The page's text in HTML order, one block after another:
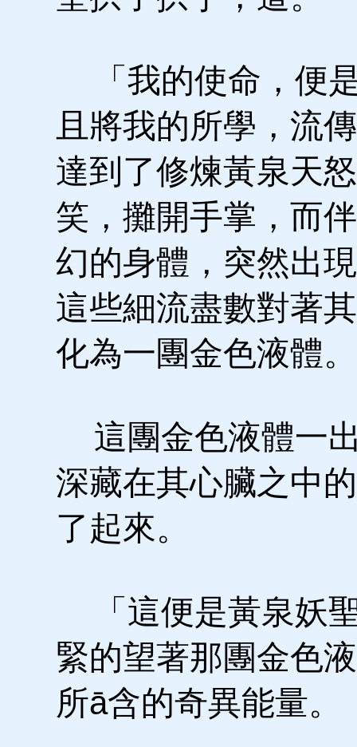
「我的使命，便
且將我的所學，流
達到了修煉黃泉天
笑，攤開手掌，而
幻的身體，突然出
這些細流盡數對著
化為一團金色液體。
這團金色液體一
深藏在其心臟之中
了起來。
「這便是黃泉妖
緊的望著那團金色
所ā含的奇異能量。